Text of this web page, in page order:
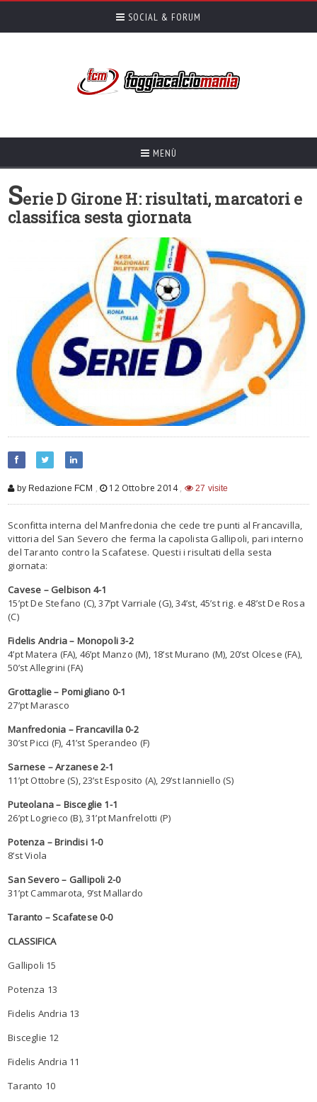
SOCIAL & FORUM
MENÙ
Serie D Girone H: risultati, marcatori e
classifica sesta giornata
by Redazione FCM , 12 Ottobre 2014, 27 visite
Sconfitta interna del Manfredonia che cede tre punti al Francavilla,
vittoria del San Severo che ferma la capolista Gallipoli, pari interno
del Taranto contro la Scafatese. Questi i risultati della sesta
giornata:
Cavese – Gelbison 4-1
15’pt De Stefano (C), 37’pt Varriale (G), 34’st, 45’st rig. e 48’st De Rosa
(C)
Fidelis Andria – Monopoli 3-2
4’pt Matera (FA), 46’pt Manzo (M), 18’st Murano (M), 20’st Olcese (FA),
50’st Allegrini (FA)
Grottaglie – Pomigliano 0-1
27’pt Marasco
Manfredonia – Francavilla 0-2
30’st Picci (F), 41’st Sperandeo (F)
Sarnese – Arzanese 2-1
11’pt Ottobre (S), 23’st Esposito (A), 29’st Ianniello (S)
Puteolana – Bisceglie 1-1
26’pt Logrieco (B), 31’pt Manfrelotti (P)
Potenza – Brindisi 1-0
8’st Viola
San Severo – Gallipoli 2-0
31’pt Cammarota, 9’st Mallardo
Taranto – Scafatese 0-0
CLASSIFICA
Gallipoli 15
Potenza 13
Fidelis Andria 13
Bisceglie 12
Fidelis Andria 11
Taranto 10